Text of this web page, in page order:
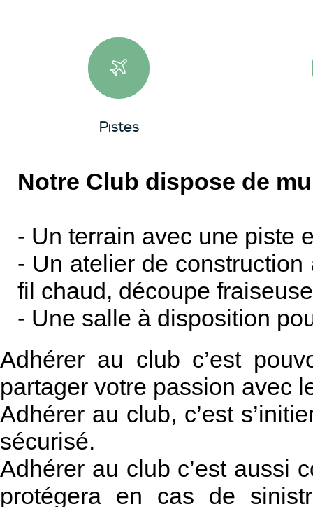
Pistes
Notre Club dispose de
- Un terrain avec une piste
- Un atelier de
fil chaud, découpe
- Une salle à disposition
Adhérer au club c’est
partager votre passion avec
Adhérer au club, c’est
sécurisé.
Adhérer au club c’est aussi
protégera en cas de